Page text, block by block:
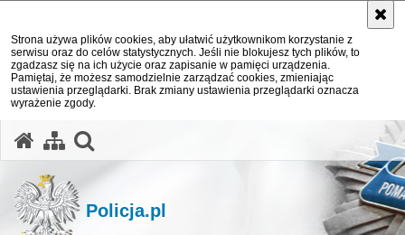
Strona używa plików cookies, aby ułatwić użytkownikom korzystanie z
serwisu oraz do celów statystycznych. Jeśli nie blokujesz tych plików, to
zgadzasz się na ich użycie oraz zapisanie w pamięci urządzenia.
Pamiętaj, że możesz samodzielnie zarządzać cookies, zmieniając
ustawienia przeglądarki. Brak zmiany ustawienia przeglądarki oznacza
wyrażenie zgody.
Policja.pl